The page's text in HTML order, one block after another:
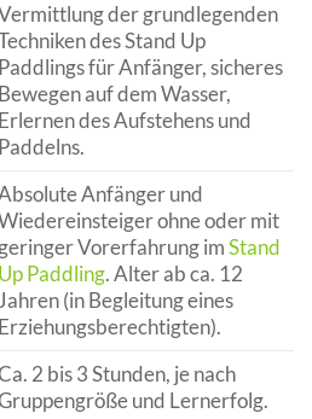
der grundlegenden
des Stand Up
Paddlings für Anfänger, sicheres
Bewegen auf dem Wasser,
Erlernen des Aufstehens und
Paddelns.
Anfänger und
ohne oder mit
geringer Vorerfahrung imStand
Up Paddling. Alter ab ca. 12
(in Begleitung eines
Erziehungsberechtigten).
2 bis 3 Stunden, je nach
und Lernerfolg.